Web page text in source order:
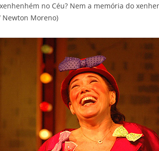
no Céu? Nem a memória do
Newton Moreno)